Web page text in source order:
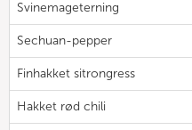
Svinemageterning
Sechuan-pepper
Finhakket sitrongress
Hakket rød chili